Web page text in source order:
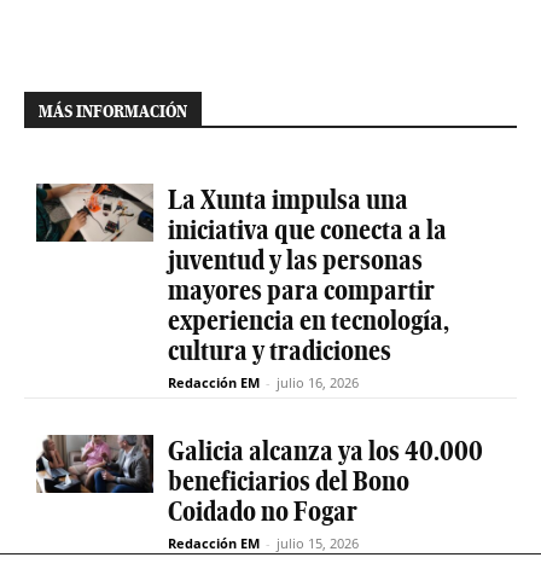
MÁS INFORMACIÓN
La Xunta impulsa una
iniciativa que conecta a la
juventud y las personas
mayores para compartir
experiencia en tecnología,
cultura y tradiciones
Redacción EM - julio 16, 2026
Galicia alcanza ya los 40.000
beneficiarios del Bono
Coidado no Fogar
Redacción EM - julio 15, 2026